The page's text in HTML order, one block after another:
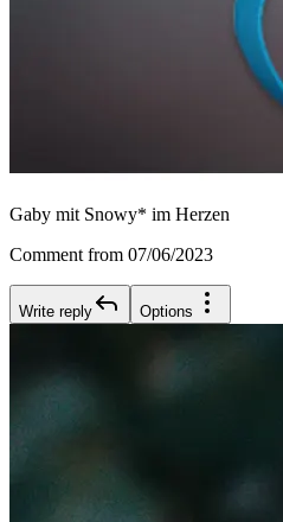
Gaby mit Snowy* im Herzen
Comment from 07/06/2023
Write reply Options